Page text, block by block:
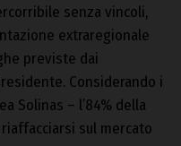
senza vincoli,
extraregionale
previste dai
Considerando i
Solinas – l’84% della
sul mercato